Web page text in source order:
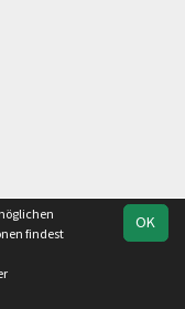
OK
findest